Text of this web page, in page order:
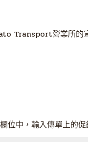
Transport營業所的
中，輸入傳單上的促